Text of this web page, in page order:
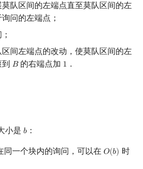
Powerful Number 筛
洲阁筛
Stern–Brocot 树与 Farey
队区间的左端点直至莫队区间的左
问的左端点；
间左端点的改动，使莫队区间的左
到 𝐵
B 的右端点加 1
1 ．
小是 𝑏
b：
同一个块内的询问，可以在 𝑂(𝑏)
O(b) 时